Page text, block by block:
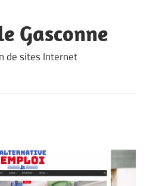
Gasconne
de sites Internet